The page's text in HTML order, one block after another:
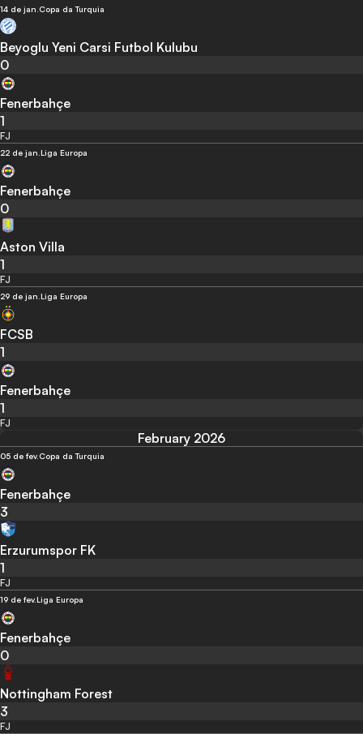
14 de jan.Copa da Turquia
Beyoglu Yeni Carsi Futbol Kulubu
0
Fenerbahçe
1
FJ
22 de jan.Liga Europa
Fenerbahçe
0
Aston Villa
1
FJ
29 de jan.Liga Europa
FCSB
1
Fenerbahçe
1
FJ
February 2026
05 de fev.Copa da Turquia
Fenerbahçe
3
Erzurumspor FK
1
FJ
19 de fev.Liga Europa
Fenerbahçe
0
Nottingham Forest
3
FJ